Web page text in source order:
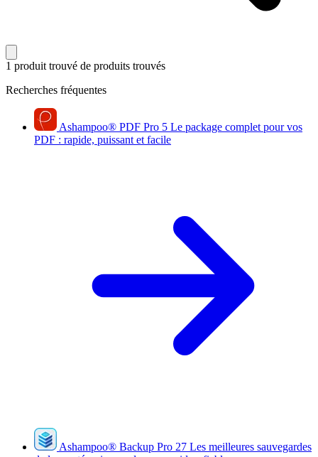
1 produit trouvé de produits trouvés
Recherches fréquentes
Ashampoo® PDF Pro 5 Le package complet pour vos
PDF : rapide, puissant et facile
Ashampoo® Backup Pro 27 Les meilleures sauvegardes